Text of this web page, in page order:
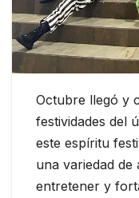
Octubre llegó y
festividades del
este espíritu
una variedad de
entretener y